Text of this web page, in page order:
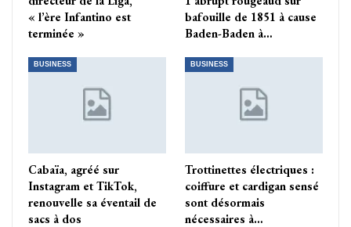
« l’ère Infantino est
terminée »
bafouille de 1851 à cause
Baden-Baden à…
BUSINESS
Cabaïa, agréé sur
Instagram et TikTok,
renouvelle sa éventail de
sacs à dos
BUSINESS
Trottinettes électriques :
coiffure et cardigan sensé
sont désormais
nécessaires à…